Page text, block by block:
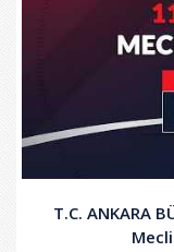
T.C. ANKARA